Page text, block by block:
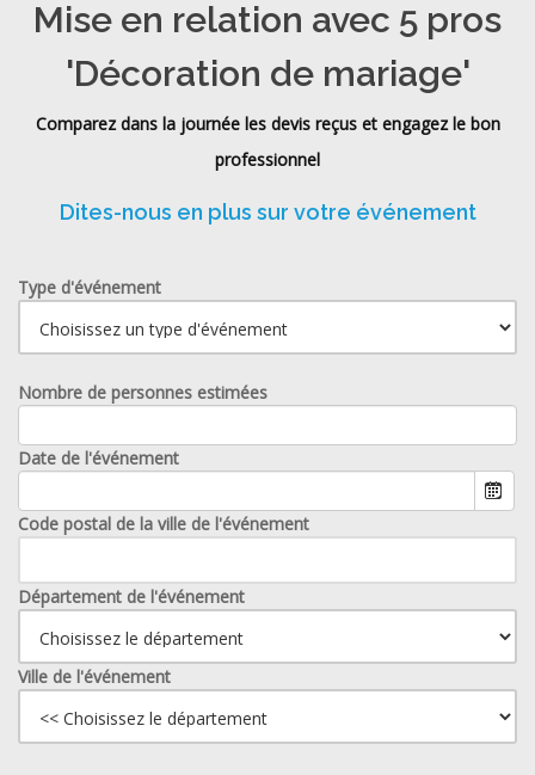
Mise en relation avec 5 pros
'Décoration de mariage'
Comparez dans la journée les devis reçus et engagez le bon
professionnel
Dites-nous en plus sur votre événement
Type d'événement
Nombre de personnes estimées
Date de l'événement
Code postal de la ville de l'événement
Département de l'événement
Ville de l'événement